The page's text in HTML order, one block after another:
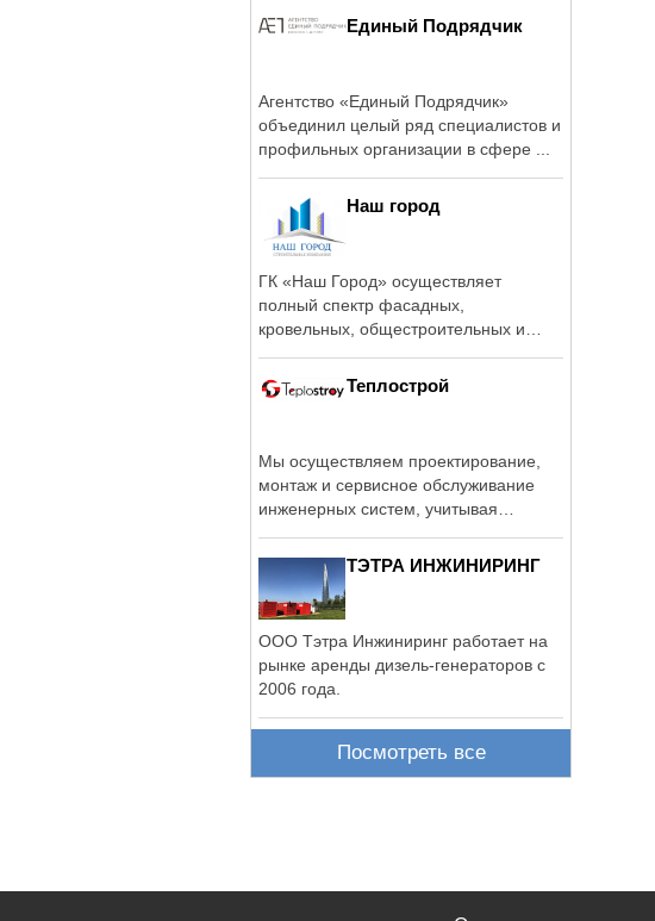
Единый Подрядчик
Агентство «Единый Подрядчик»
объединил целый ряд специалистов и
профильных организации в сфере ...
Наш город
ГК «Наш Город» осуществляет
полный спектр фасадных,
кровельных, общестроительных и
Теплострой
Мы осуществляем проектирование,
монтаж и сервисное обслуживание
инженерных систем, учитывая
ТЭТРА ИНЖИНИРИНГ
ООО Тэтра Инжиниринг работает на
рынке аренды дизель-генераторов с
2006 года.
Посмотреть все